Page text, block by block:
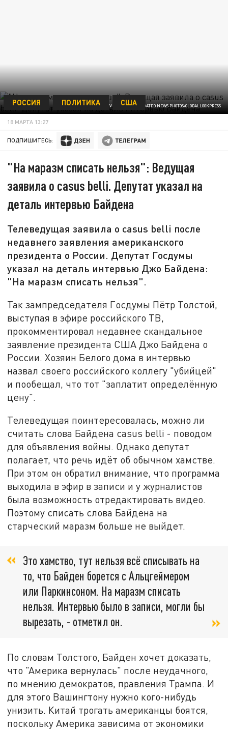
ERIN SCOTT - POOL VIA CNP/CONSOLIDATED NEWS PHOTOS/GLOBALLOOKPRESS
РОССИЯ ПОЛИТИКА США
18 МАРТА 13:27
ПОДПИШИТЕСЬ:
"На маразм списать нельзя": Ведущая
заявила о casus belli. Депутат указал на
деталь интервью Байдена
Телеведущая заявила о casus belli после
недавнего заявления американского
президента о России. Депутат Госдумы
указал на деталь интервью Джо Байдена:
"На маразм списать нельзя".
Так зампредседателя Госдумы Пётр Толстой,
выступая в эфире российского ТВ,
прокомментировал недавнее скандальное
заявление президента США Джо Байдена о
России. Хозяин Белого дома в интервью
назвал своего российского коллегу "убийцей"
и пообещал, что тот "заплатит определённую
цену".
Телеведущая поинтересовалась, можно ли
считать слова Байдена casus belli - поводом
для объявления войны. Однако депутат
полагает, что речь идёт об обычном хамстве.
При этом он обратил внимание, что программа
выходила в эфир в записи и у журналистов
была возможность отредактировать видео.
Поэтому списать слова Байдена на
старческий маразм больше не выйдет.
Это хамство, тут нельзя всё списывать на
то, что Байден борется с Альцгеймером
или Паркинсоном. На маразм списать
нельзя. Интервью было в записи, могли бы
вырезать, - отметил он.
По словам Толстого, Байден хочет доказать,
что "Америка вернулась" после неудачного,
по мнению демократов, правления Трампа. И
для этого Вашингтону нужно кого-нибудь
унизить. Китай трогать американцы боятся,
поскольку Америка зависима от экономики